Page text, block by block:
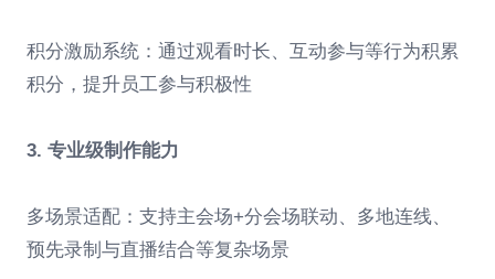
积分激励系统：通过观看时长、互动参与等行为积累
积分，提升员工参与积极性
3. 专业级制作能力
多场景适配：支持主会场+分会场联动、多地连线、
预先录制与直播结合等复杂场景